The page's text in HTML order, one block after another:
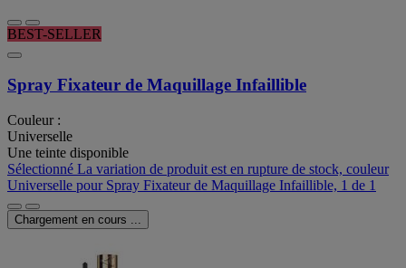
BEST-SELLER
Spray Fixateur de Maquillage Infaillible
Couleur :
Universelle
Une teinte disponible
Sélectionné La variation de produit est en rupture de stock, couleur
Universelle pour Spray Fixateur de Maquillage Infaillible, 1 de 1
Chargement en cours ...